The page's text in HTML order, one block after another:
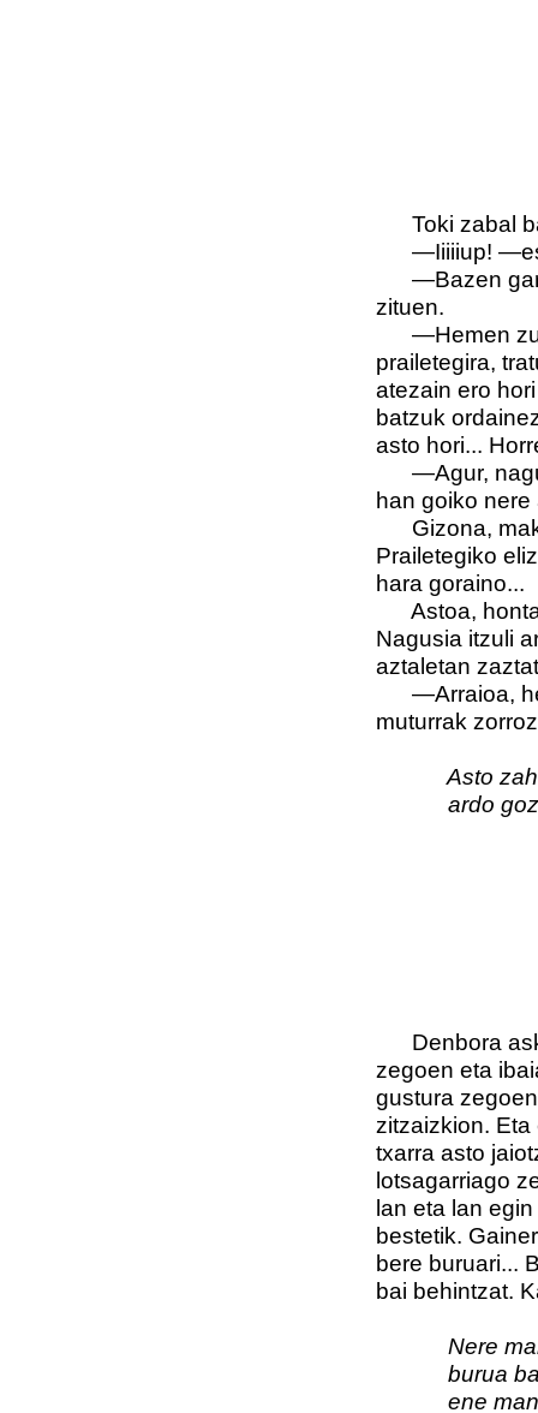
Toki zabal
—Iiiiiup!
—Bazen
zituen.
—Hemen
prailetegira,
atezain ero
batzuk
asto hori...
—Agur,
han goiko nere
Gizona,
Prailetegiko
hara goraino...
Astoa,
Nagusia itzuli
aztaletan
—Arraioa,
muturrak
Asto
ardo
Denbora
zegoen eta
gustura
zitzaizkion.
txarra asto
lotsagarriago
lan eta lan
bestetik.
bere buruari...
bai behintzat.
Nere
burua
ene